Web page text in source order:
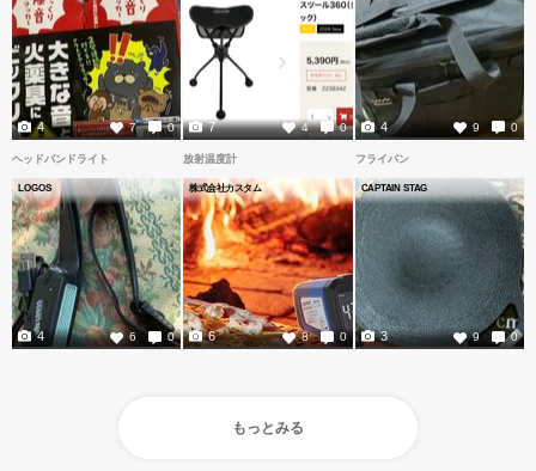
7 0
4 4 0
7 9 0
4
ヘッドバンドライト
LOGOS
6 0
4
放射温度計
株式会社カスタム
8 0
6
フライパン
CAPTAIN STAG
9 0
3
もっとみる